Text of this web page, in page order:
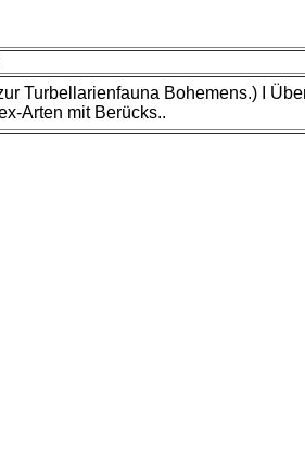
Turbellarienfauna Bohemens.) I
Arten mit Berücks..